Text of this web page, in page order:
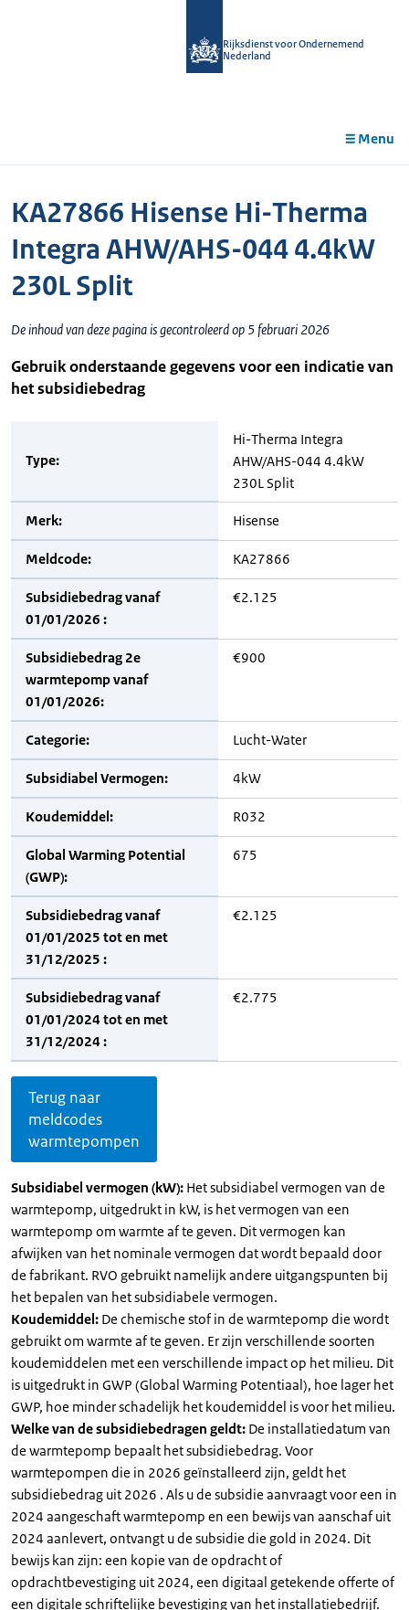
Rijksdienst voor Ondernemend
Nederland
Menu
KA27866 Hisense Hi-Therma
Integra AHW/AHS-044 4.4kW
230L Split
De inhoud van deze pagina is gecontroleerd op 5 februari 2026
Gebruik onderstaande gegevens voor een indicatie van
het subsidiebedrag
Type:
Hi-Therma Integra
AHW/AHS-044 4.4kW
230L Split
Merk: Hisense
Meldcode: KA27866
Subsidiebedrag vanaf
01/01/2026 :
€2.125
Subsidiebedrag 2e
warmtepomp vanaf
01/01/2026:
€900
Categorie: Lucht-Water
Subsidiabel Vermogen: 4kW
Koudemiddel: R032
Global Warming Potential
(GWP):
675
Subsidiebedrag vanaf
01/01/2025 tot en met
31/12/2025 :
€2.125
Subsidiebedrag vanaf
01/01/2024 tot en met
31/12/2024 :
€2.775
Terug naar
meldcodes
warmtepompen
Subsidiabel vermogen (kW): Het subsidiabel vermogen van de
warmtepomp, uitgedrukt in kW, is het vermogen van een
warmtepomp om warmte af te geven. Dit vermogen kan
afwijken van het nominale vermogen dat wordt bepaald door
de fabrikant. RVO gebruikt namelijk andere uitgangspunten bij
het bepalen van het subsidiabele vermogen.
Koudemiddel: De chemische stof in de warmtepomp die wordt
gebruikt om warmte af te geven. Er zijn verschillende soorten
koudemiddelen met een verschillende impact op het milieu. Dit
is uitgedrukt in GWP (Global Warming Potentiaal), hoe lager het
GWP, hoe minder schadelijk het koudemiddel is voor het milieu.
Welke van de subsidiebedragen geldt: De installatiedatum van
de warmtepomp bepaalt het subsidiebedrag. Voor
warmtepompen die in 2026 geïnstalleerd zijn, geldt het
subsidiebedrag uit 2026 . Als u de subsidie aanvraagt voor een in
2024 aangeschaft warmtepomp en een bewijs van aanschaf uit
2024 aanlevert, ontvangt u de subsidie die gold in 2024. Dit
bewijs kan zijn: een kopie van de opdracht of
opdrachtbevestiging uit 2024, een digitaal getekende offerte of
een digitale schriftelijke bevestiging van het installatiebedrijf.